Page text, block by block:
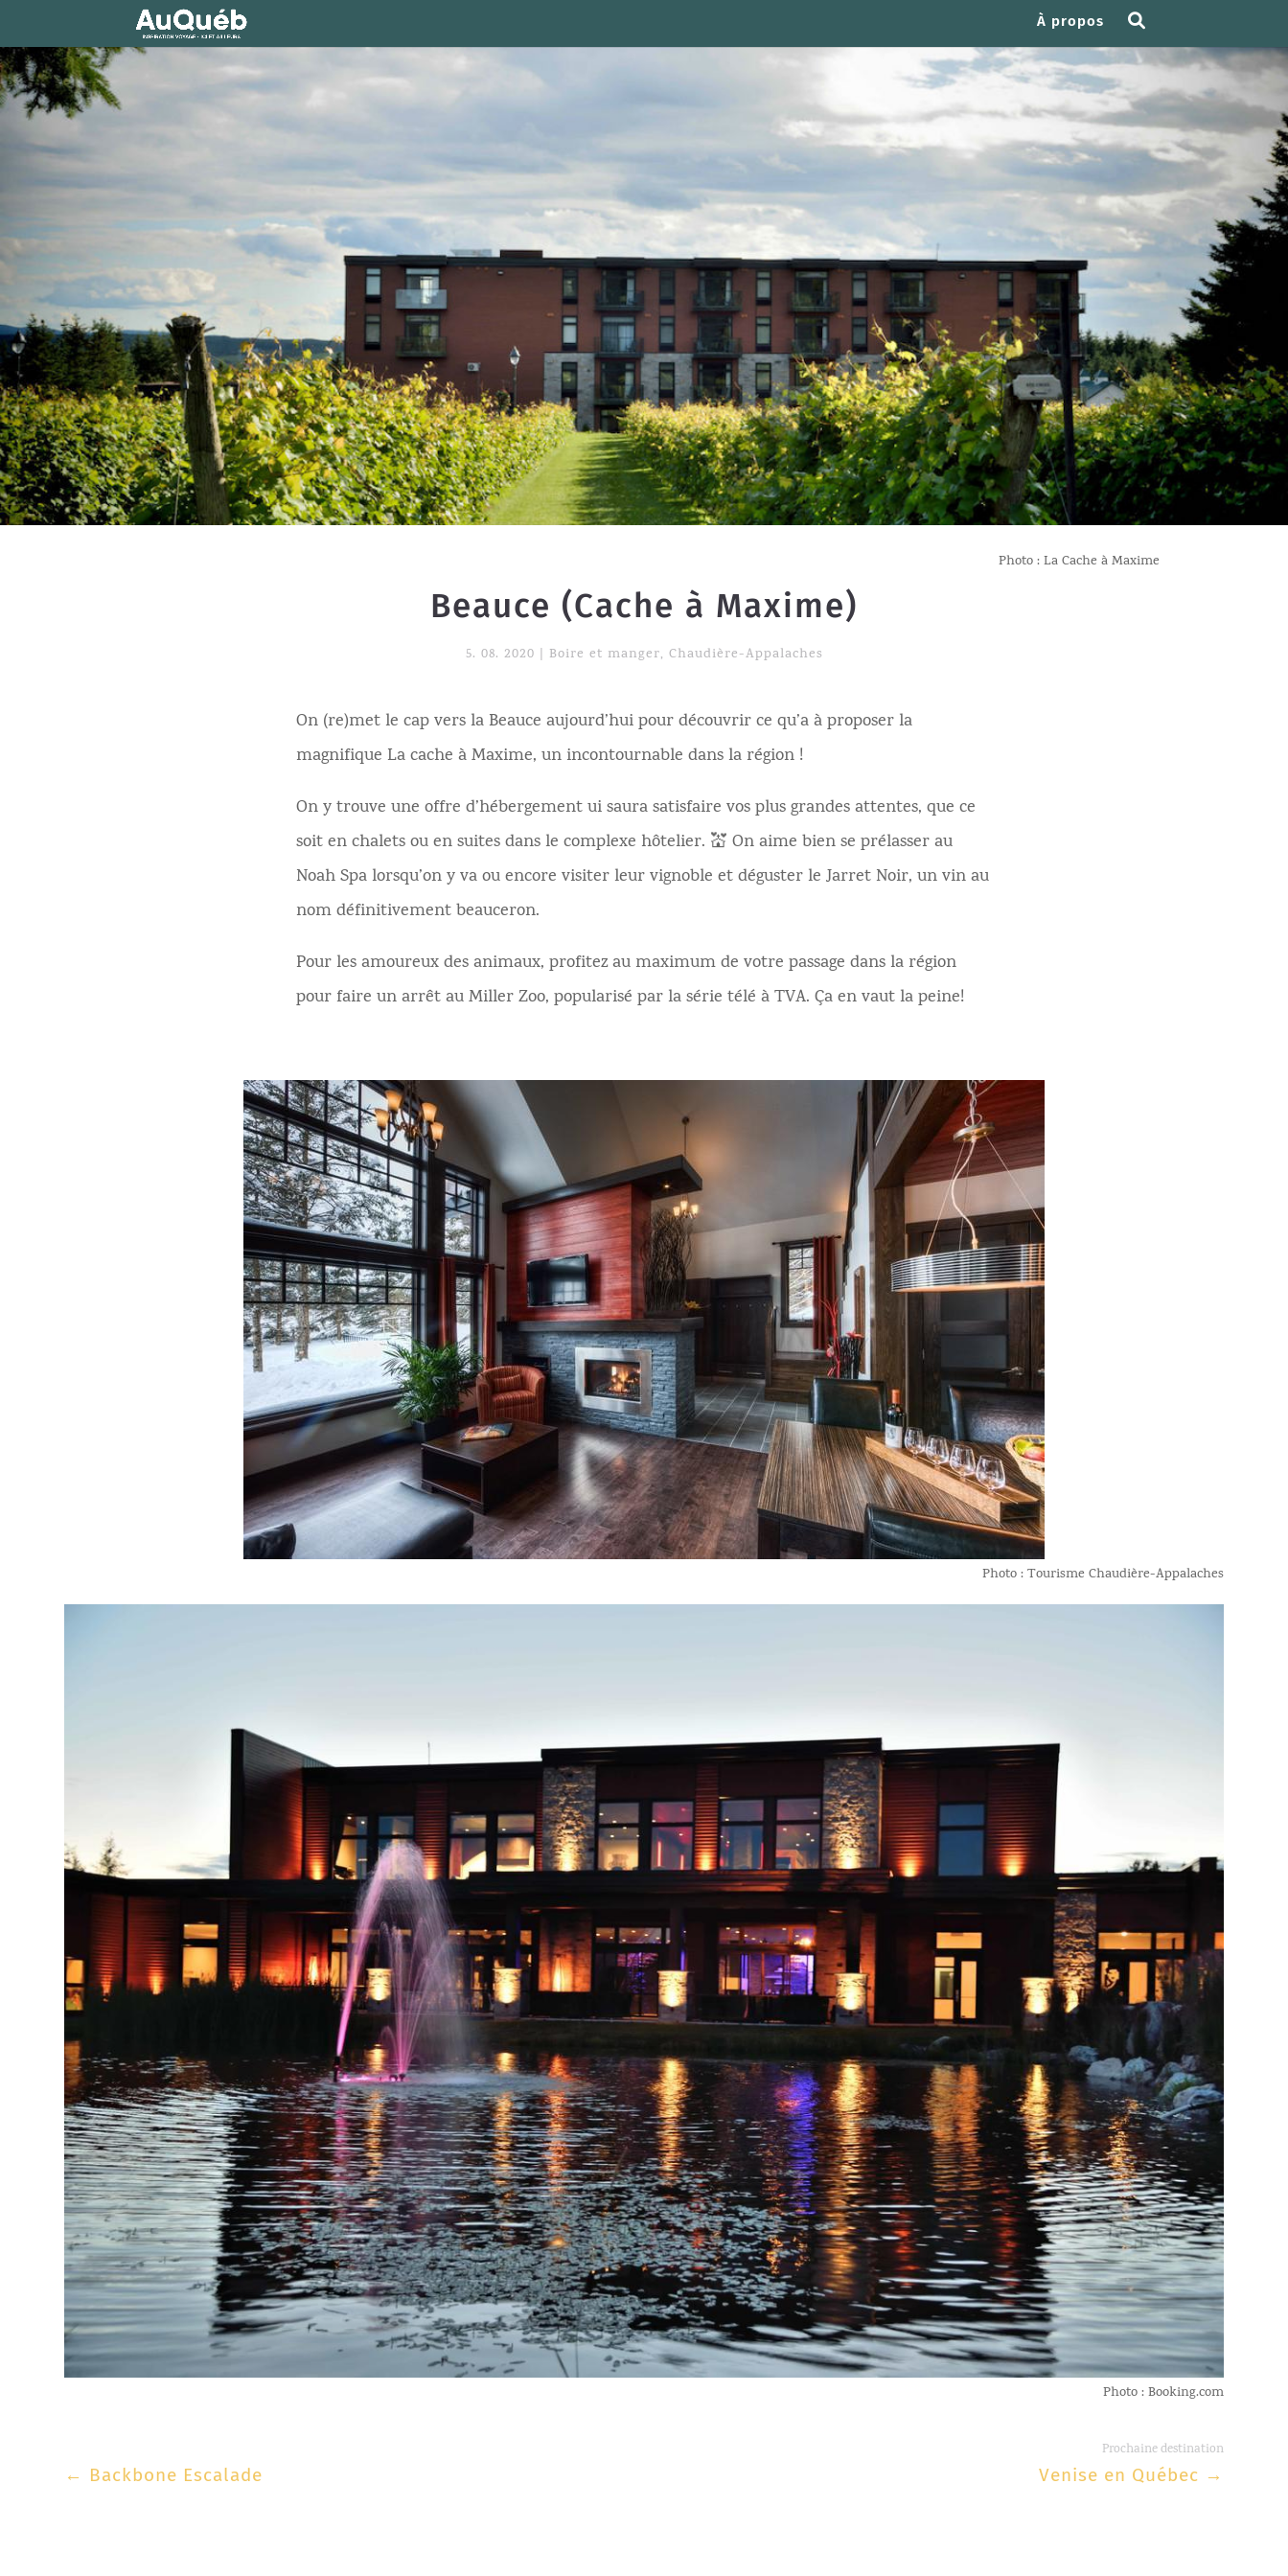
À propos
Photo : La Cache à Maxime
Beauce (Cache à Maxime)
5. 08. 2020 Boire et manger, Chaudière-Appalaches
On (re)met le cap vers la Beauce aujourd’hui pour découvrir ce qu’a à proposer la
magnifique La cache à Maxime, un incontournable dans la région !
On y trouve une offre d’hébergement ui saura satisfaire vos plus grandes attentes, que ce
soit en chalets ou en suites dans le complexe hôtelier. 💒 On aime bien se prélasser au
Noah Spa lorsqu’on y va ou encore visiter leur vignoble et déguster le Jarret Noir, un vin au
nom définitivement beauceron.
Pour les amoureux des animaux, profitez au maximum de votre passage dans la région
pour faire un arrêt au Miller Zoo, popularisé par la série télé à TVA. Ça en vaut la peine!
Photo : Tourisme Chaudière-Appalaches​
Photo : Booking.com
Prochaine destination
← Backbone Escalade Venise en Québec →